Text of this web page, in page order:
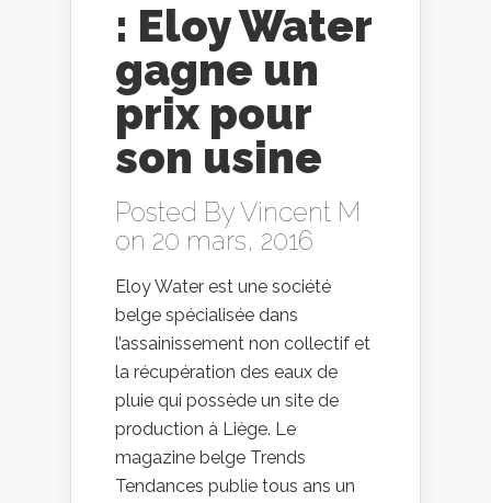
: Eloy Water
gagne un
prix pour
son usine
Posted ByVincent M
on 20 mars, 2016
Eloy Water est une société
belge spécialisée dans
l’assainissement non collectif et
la récupération des eaux de
pluie qui possède un site de
production à Liège. Le
magazine belge Trends
Tendances publie tous ans un